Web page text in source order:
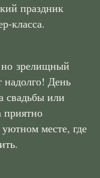
праздник
класса.
но зрелищный
надолго! День
свадьбы или
приятно
месте, где